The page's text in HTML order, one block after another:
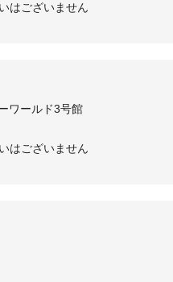
はございません
ワールド3号館
はございません